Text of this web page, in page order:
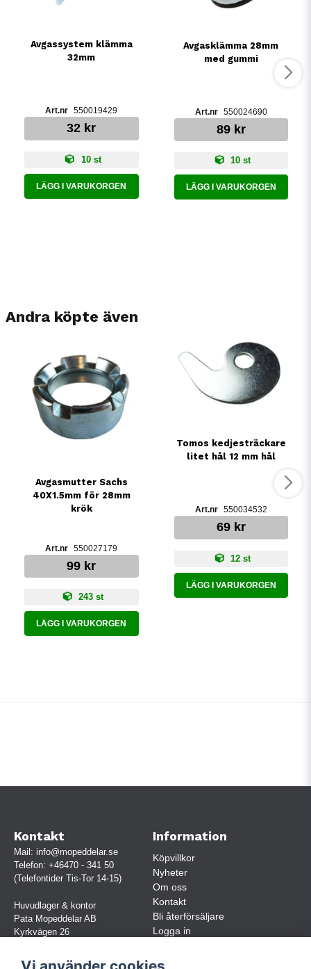
Avgassystem klämma
32mm
550019429
32 kr
10 st
LÄGG I VARUKORGEN
Avgasklämma 28mm
med gummi
550024690
89 kr
10 st
LÄGG I VARUKORGEN
Andra köpte även
Avgasmutter Sachs
40X1.5mm för 28mm
krök
550027179
99 kr
243 st
LÄGG I VARUKORGEN
Tomos kedjesträckare
litet hål 12 mm hål
550034532
69 kr
12 st
LÄGG I VARUKORGEN
Kontakt
Mail: info@mopeddelar.se
Telefon: +46470 - 341 50
(Telefontider Tis-Tor 14-15)
Huvudlager & kontor
Pata Mopeddelar AB
Kyrkvägen 26
(OBS. Endast förbokade besök)
Information
Köpvillkor
Nyheter
Om oss
Kontakt
Bli återförsäljare
Logga in